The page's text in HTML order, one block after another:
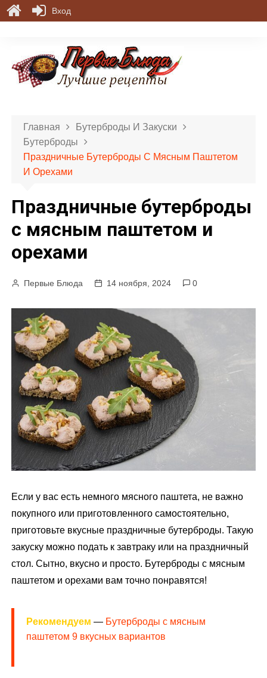
Главная
Бутерброды И Закуски
Бутерброды
Праздничные Бутерброды С Мясным Паштетом
И Орехами
Праздничные бутерброды
с мясным паштетом и
орехами
Первые Блюда 14 ноября, 2024 0
Если у вас есть немного мясного паштета, не важно
покупного или приготовленного самостоятельно,
приготовьте вкусные праздничные бутерброды. Такую
закуску можно подать к завтраку или на праздничный
стол. Сытно, вкусно и просто. Бутерброды с мясным
паштетом и орехами вам точно понравятся!
Рекомендуем — Бутерброды с мясным
паштетом 9 вкусных вариантов
Вход